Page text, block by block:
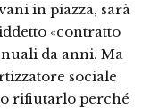
in piazza, sarà
«contratto
da anni. Ma
sociale
rifiutarlo perché